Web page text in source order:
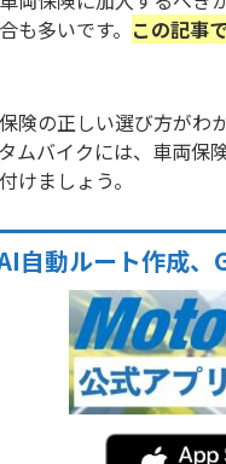
も多いです。 この記事
険の正しい選び方が
ムバイクには、車両
けましょう。
自動ルート作成